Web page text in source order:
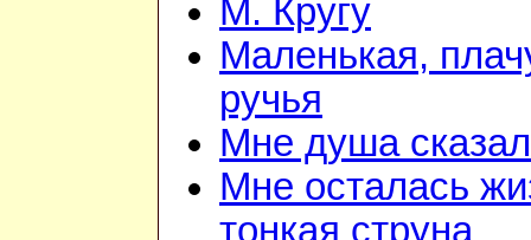
М. Кругу
Маленькая,
ручья
Мне душа
Мне осталась
тонкая струна